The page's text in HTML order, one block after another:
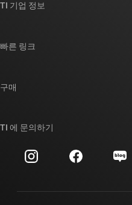
TI 기업 정보
투자 관계
제조
빠른 링크
대체품 검색
고객 지원 센터
구매
주문 FAQ
TI 에 문의하기